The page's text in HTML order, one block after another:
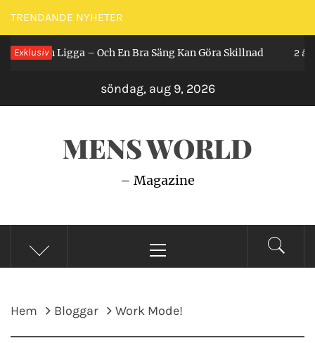
Hoppa
till
innehåll
TRENDANDE NYHETER
Exklusiv
Man Ligga – Och En Bra Säng Kan Göra Skillnad 2 år
söndag, aug 9, 2026
MENS WORLD
– Magazine
meny
Hem Bloggar Work Mode!